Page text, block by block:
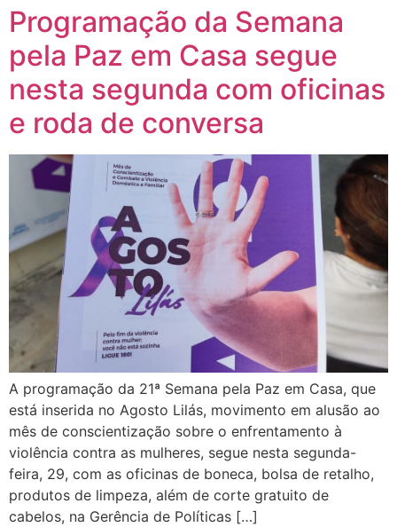
Programação da Semana
pela Paz em Casa segue
nesta segunda com oficinas
e roda de conversa
A programação da 21ª Semana pela Paz em Casa, que
está inserida no Agosto Lilás, movimento em alusão ao
mês de conscientização sobre o enfrentamento à
violência contra as mulheres, segue nesta segunda-
feira, 29, com as oficinas de boneca, bolsa de retalho,
produtos de limpeza, além de corte gratuito de
cabelos, na Gerência de Políticas […]